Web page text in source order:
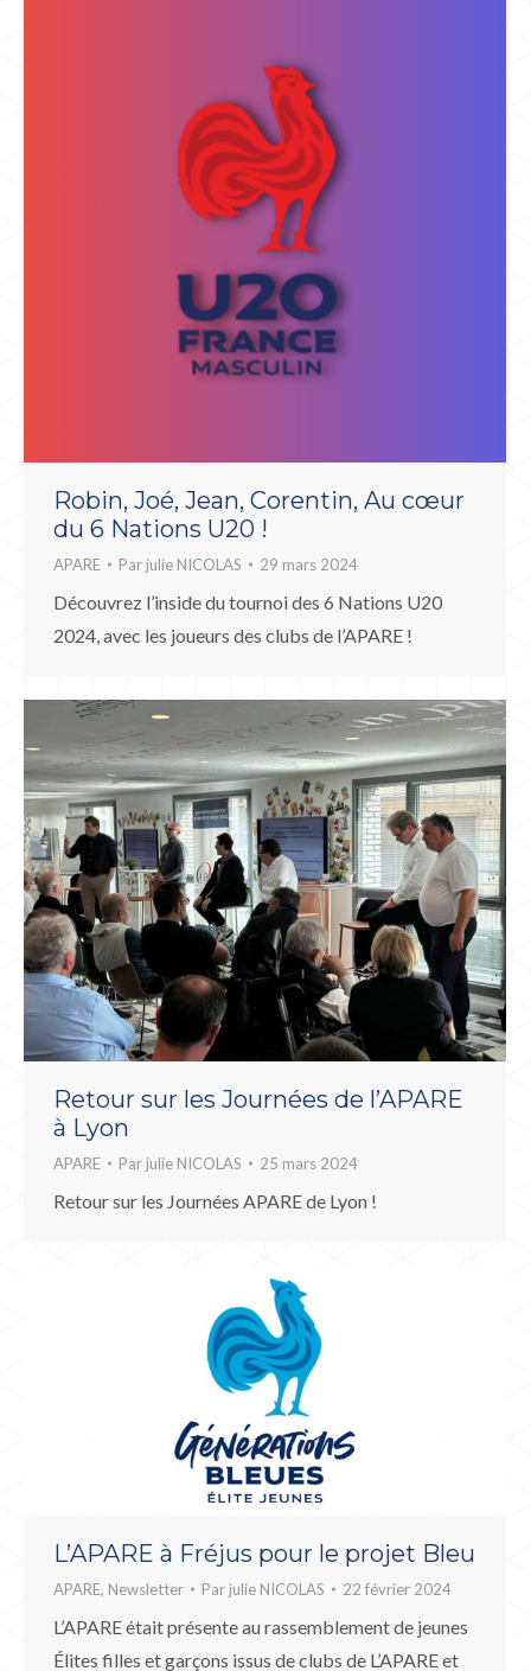
Robin, Joé, Jean, Corentin, Au cœur
du 6 Nations U20 !
APARE Par julie NICOLAS 29 mars 2024
Découvrez l’inside du tournoi des 6 Nations U20
2024, avec les joueurs des clubs de l’APARE !
Retour sur les Journées de l’APARE
à Lyon
APARE Par julie NICOLAS 25 mars 2024
Retour sur les Journées APARE de Lyon !
L’APARE à Fréjus pour le projet Bleu
APARE, Newsletter Par julie NICOLAS 22 février 2024
L’APARE était présente au rassemblement de jeunes
Élites filles et garçons issus de clubs de L’APARE et